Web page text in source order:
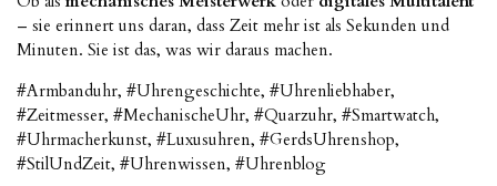
– sie erinnert uns daran, dass Zeit mehr ist als Sekunden und
Minuten. Sie ist das, was wir daraus machen.
#Armbanduhr, #Uhrengeschichte, #Uhrenliebhaber,
#Zeitmesser, #MechanischeUhr, #Quarzuhr, #Smartwatch,
#Uhrmacherkunst, #Luxusuhren, #GerdsUhrenshop,
#StilUndZeit, #Uhrenwissen, #Uhrenblog